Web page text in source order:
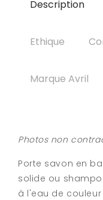
Description
Ethique
Marque Avril
Photos non
Porte savon en
solide ou
à l'eau de